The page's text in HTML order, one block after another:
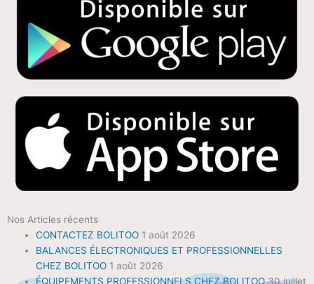
Nos Articles récents
CONTACTEZ BOLITOO 1 août 2026
BALANCES ÉLECTRONIQUES ET PROFESSIONNELLES
CHEZ BOLITOO 1 août 2026
ÉQUIPEMENTS PROFESSIONNELS CHEZ BOLITOO 30 juillet